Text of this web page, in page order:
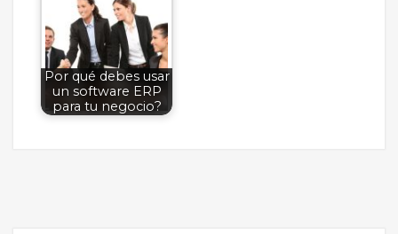
Por qué debes usar
un software ERP
para tu negocio?